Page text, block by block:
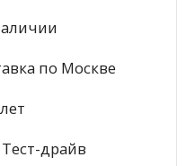
по Москве
драйв